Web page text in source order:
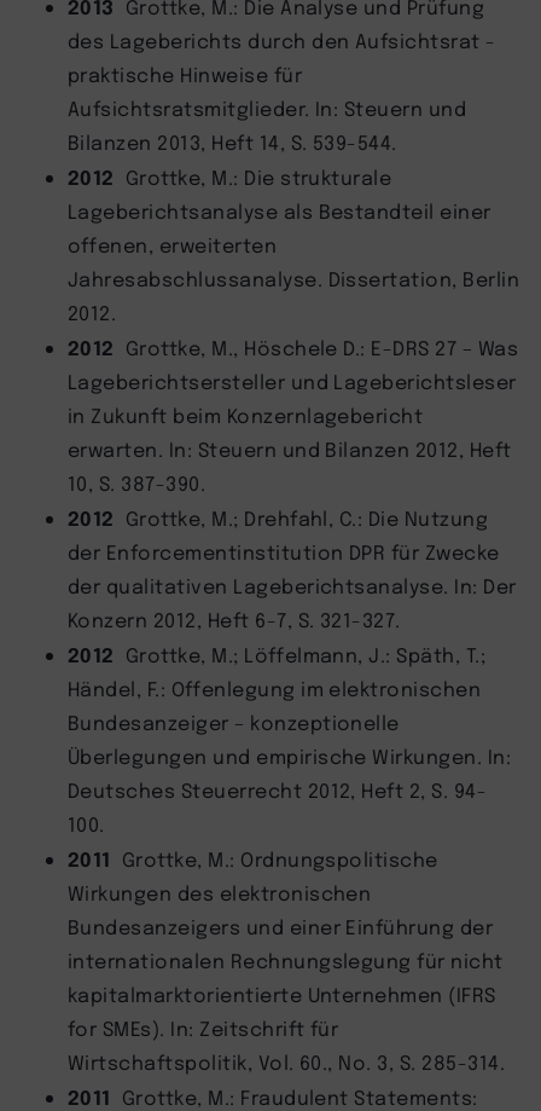
2013 Grottke, M.: Die Analyse und Prüfung
des Lageberichts durch den Aufsichtsrat -
praktische Hinweise für
Aufsichtsratsmitglieder. In: Steuern und
Bilanzen 2013, Heft 14, S. 539-544.
2012 Grottke, M.: Die strukturale
Lageberichtsanalyse als Bestandteil einer
offenen, erweiterten
Jahresabschlussanalyse. Dissertation, Berlin
2012.
2012 Grottke, M., Höschele D.: E-DRS 27 – Was
Lageberichtsersteller und Lageberichtsleser
in Zukunft beim Konzernlagebericht
erwarten. In: Steuern und Bilanzen 2012, Heft
10, S. 387-390.
2012 Grottke, M.; Drehfahl, C.: Die Nutzung
der Enforcementinstitution DPR für Zwecke
der qualitativen Lageberichtsanalyse. In: Der
Konzern 2012, Heft 6-7, S. 321-327.
2012 Grottke, M.; Löffelmann, J.: Späth, T.;
Händel, F.: Offenlegung im elektronischen
Bundesanzeiger – konzeptionelle
Überlegungen und empirische Wirkungen. In:
Deutsches Steuerrecht 2012, Heft 2, S. 94-
100.
2011 Grottke, M.: Ordnungspolitische
Wirkungen des elektronischen
Bundesanzeigers und einer Einführung der
internationalen Rechnungslegung für nicht
kapitalmarktorientierte Unternehmen (IFRS
for SMEs). In: Zeitschrift für
Wirtschaftspolitik, Vol. 60., No. 3, S. 285-314.
2011 Grottke, M.: Fraudulent Statements: